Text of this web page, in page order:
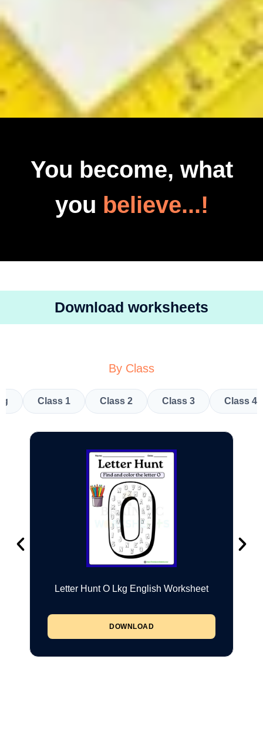
You become, what
you believe...!
Download worksheets
By Class
Class 1 Class 2 Class 3 Class 4
Letter Hunt O Lkg English Worksheet
DOWNLOAD